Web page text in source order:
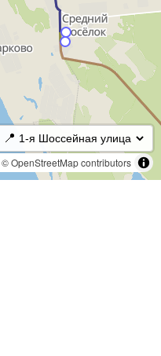
© OpenStreetMap contributors
📍